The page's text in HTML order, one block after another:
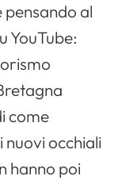
al
YouTube:
come
occhiali
hanno poi